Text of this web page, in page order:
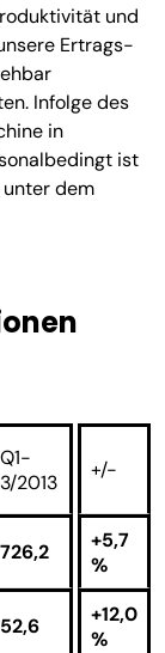
und
Ertrags-
Infolge des
in
ist
dem
Q1-
3/2013
+/-
726,2
+5,7
%
52,6
+12,0
%